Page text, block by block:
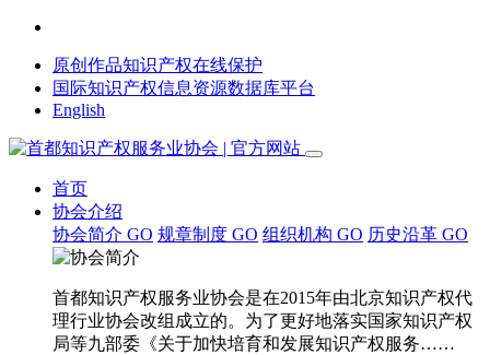
原创作品知识产权在线保护
国际知识产权信息资源数据库平台
English
首页
协会介绍
协会简介 GO 规章制度 GO 组织机构 GO 历史沿革 GO
首都知识产权服务业协会是在2015年由北京知识产权代
理行业协会改组成立的。为了更好地落实国家知识产权
局等九部委《关于加快培育和发展知识产权服务……